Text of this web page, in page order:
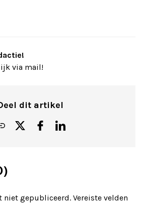
via mail!
dit artikel
niet gepubliceerd. Vereiste velden